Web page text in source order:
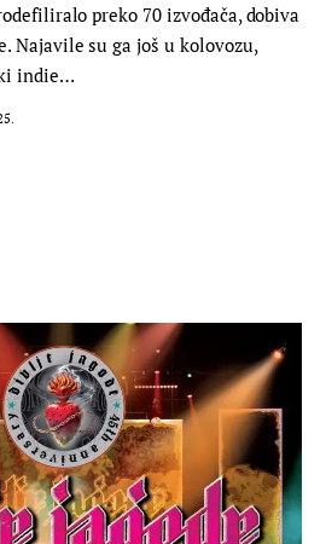
preko 70 izvođača, dobiva
Najavile su ga još u kolovozu,
indie…